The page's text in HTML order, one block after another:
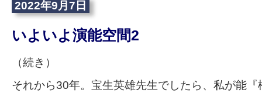
2022年9月7日
いよいよ演能空間2
（続き）
それから30年。宝生英雄先生でしたら、私が能